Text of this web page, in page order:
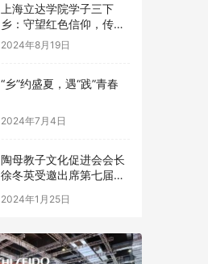
上海立达学院学子三下
乡：守望红色信仰，传承
革命记忆
2024年8月19日
“乡”约盛夏，遇“践”青春
2024年7月4日
陶母教子文化促进会会长
徐冬英受邀出席第七届公
2024年1月25日